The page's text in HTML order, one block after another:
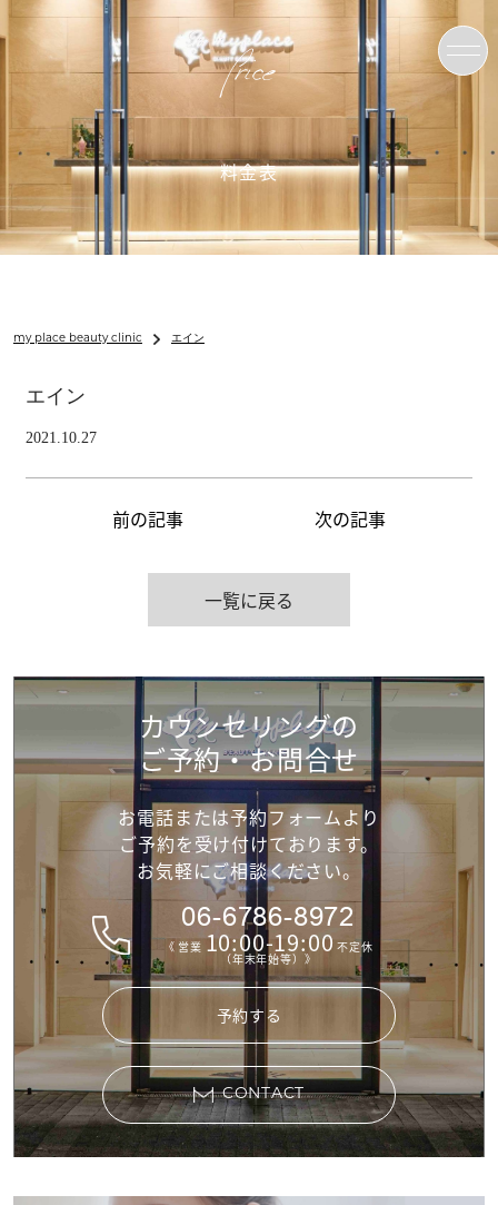
Price
料金表
my place beauty clinic エイン
エイン
2021.10.27
前の記事 次の記事
一覧に戻る
カウンセリングの
ご予約・お問合せ
お電話または予約フォームより
ご予約を受け付けております。
お気軽にご相談ください。
06-6786-8972
《 営業 10:00-19:00不定休
（年末年始等）》
予約する
CONTACT